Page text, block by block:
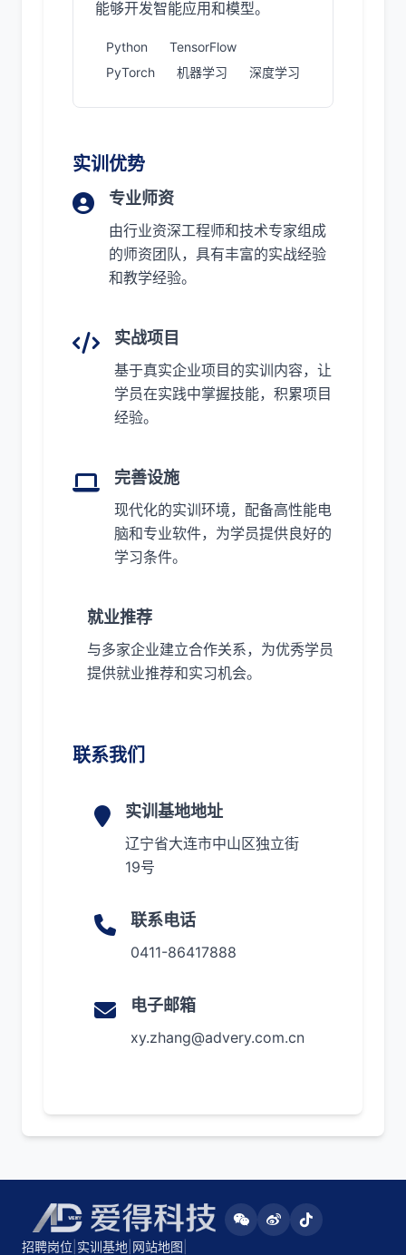
能够开发智能应用和模型。
Python
TensorFlow
PyTorch
机器学习 深度学习
实训优势
专业师资
由行业资深工程师和技术专家组成
的师资团队，具有丰富的实战经验
和教学经验。
实战项目
基于真实企业项目的实训内容，让
学员在实践中掌握技能，积累项目
经验。
完善设施
现代化的实训环境，配备高性能电
脑和专业软件，为学员提供良好的
学习条件。
就业推荐
与多家企业建立合作关系，为优秀学员
提供就业推荐和实习机会。
联系我们
实训基地地址
辽宁省大连市中山区独立街
19号
联系电话
0411-86417888
电子邮箱
xy.zhang@advery.com.cn
招聘岗位 实训基地 网站地图